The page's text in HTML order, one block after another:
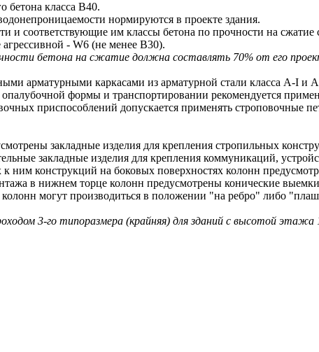
бетона класса В40.
нормируются в проекте здания.
соответствующие им классы бетона по прочности на сжатие
- W6 (не менее В30).
бетона на сжатие должна составлять 70% от его
арматурными каркасами из арматурной стали класса A-I и
формы и транспортировании рекомендуется
приспособлений допускается применять строповочные
закладные изделия для крепления стропильных
закладные изделия для крепления коммуникаций,
конструкций на боковых поверхностях колонн
в нижнем торце колонн предусмотрены конические выемки
могут производиться в положении "на ребро" либо
3-го типоразмера (крайняя) для зданий с высотой